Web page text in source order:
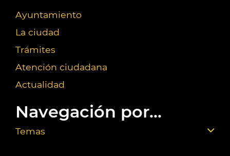
Ayuntamiento
La ciudad
Trámites
Atención ciudadana
Actualidad
Navegación por...
Temas